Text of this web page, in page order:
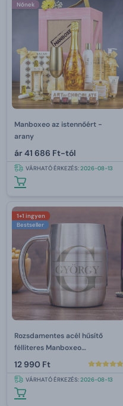
Nőnek
Manboxeo az istennőért -
arany
ár41 686 Ft-tól
VÁRHATÓ ÉRKEZÉS:2026-08-13
1+1 ingyen
Bestseller
Rozsdamentes acél hűsítő
félliteres Manboxeo
gravírozással
12 990 Ft
VÁRHATÓ ÉRKEZÉS:2026-08-13